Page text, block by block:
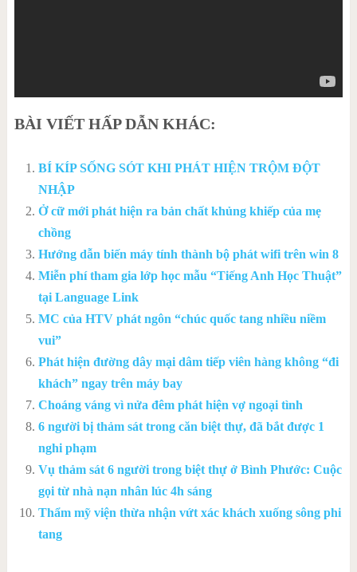
BÀI VIẾT HẤP DẪN KHÁC:
BÍ KÍP SỐNG SÓT KHI PHÁT HIỆN TRỘM ĐỘT
NHẬP
Ở cữ mới phát hiện ra bản chất khủng khiếp của mẹ
chồng
Hướng dẫn biến máy tính thành bộ phát wifi trên win 8
Miễn phí tham gia lớp học mẫu “Tiếng Anh Học Thuật”
tại Language Link
MC của HTV phát ngôn “chúc quốc tang nhiều niềm
vui”
Phát hiện đường dây mại dâm tiếp viên hàng không “đi
khách” ngay trên máy bay
Choáng váng vì nửa đêm phát hiện vợ ngoại tình
6 người bị thảm sát trong căn biệt thự, đã bắt được 1
nghi phạm
Vụ thảm sát 6 người trong biệt thự ở Bình Phước: Cuộc
gọi từ nhà nạn nhân lúc 4h sáng
Thẩm mỹ viện thừa nhận vứt xác khách xuống sông phi
tang